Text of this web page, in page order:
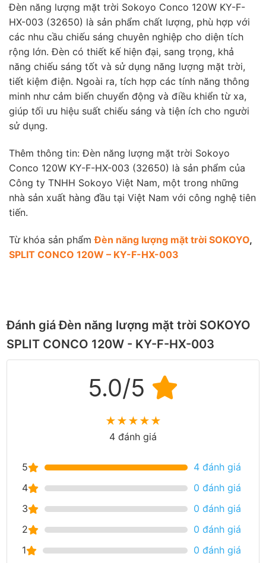
Đèn năng lượng mặt trời Sokoyo Conco 120W KY-F-
HX-003 (32650) là sản phẩm chất lượng, phù hợp với
các nhu cầu chiếu sáng chuyên nghiệp cho diện tích
rộng lớn. Đèn có thiết kế hiện đại, sang trọng, khả
năng chiếu sáng tốt và sử dụng năng lượng mặt trời,
tiết kiệm điện. Ngoài ra, tích hợp các tính năng thông
minh như cảm biến chuyển động và điều khiển từ xa,
giúp tối ưu hiệu suất chiếu sáng và tiện ích cho người
sử dụng.
Thêm thông tin: Đèn năng lượng mặt trời Sokoyo
Conco 120W KY-F-HX-003 (32650) là sản phẩm của
Công ty TNHH Sokoyo Việt Nam, một trong những
nhà sản xuất hàng đầu tại Việt Nam với công nghệ tiên
tiến.
Từ khóa sản phẩmĐèn năng lượng mặt trời SOKOYO,
SPLIT CONCO 120W – KY-F-HX-003
Đánh giá Đèn năng lượng mặt trời SOKOYO
SPLIT CONCO 120W - KY-F-HX-003
5.0/5
★★★★★
4 đánh giá
5
4 đánh giá
4
0 đánh giá
3
0 đánh giá
2
0 đánh giá
1
0 đánh giá